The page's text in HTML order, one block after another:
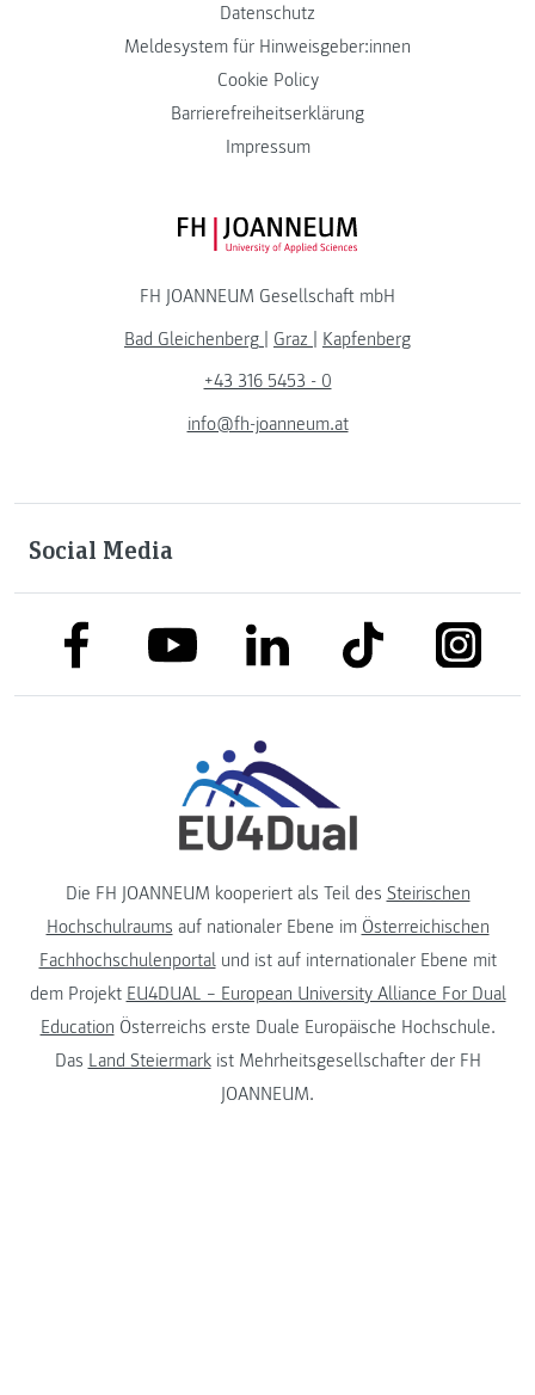
Datenschutz
Meldesystem für Hinweisgeber:innen
Cookie Policy
Barrierefreiheitserklärung
Impressum
FH JOANNEUM Logo
FH JOANNEUM Gesellschaft mbH
Bad Gleichenberg | Graz | Kapfenberg
+43 316 5453 - 0
info@fh-joanneum.at
Social Media
link to facebooklink to youtubelink to linkedinlink to tiktok link to
Die FH JOANNEUM kooperiert als Teil des Steirischen
Hochschulraums auf nationaler Ebene im Österreichischen
Fachhochschulenportalund ist auf internationaler Ebene mit
dem Projekt EU4DUAL – European University Alliance For Dual
Education Österreichs erste Duale Europäische Hochschule.
Das Land Steiermarkist Mehrheitsgesellschafter der FH
JOANNEUM.